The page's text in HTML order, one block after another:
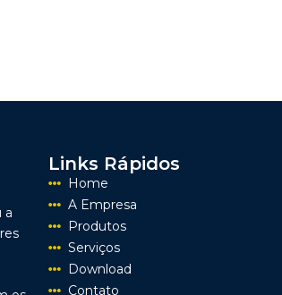
a
Links Rápidos
Home
A Empresa
Produtos
Serviços
Download
Contato